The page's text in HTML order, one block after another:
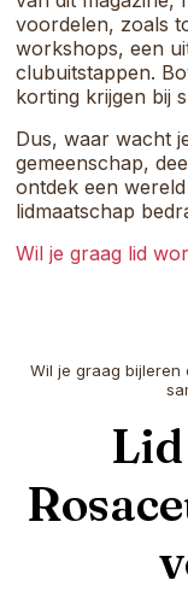
voordelen, zoals
workshops, een
clubuitstappen.
korting krijgen bij
Dus, waar wacht
gemeenschap,
ontdek een
lidmaatschap
Wil je graag lid
Wil je graag bijleren